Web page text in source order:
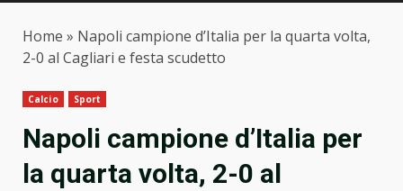
Home » Napoli campione d’Italia per la quarta volta,
2-0 al Cagliari e festa scudetto
Calcio Sport
Napoli campione d’Italia per
la quarta volta, 2-0 al